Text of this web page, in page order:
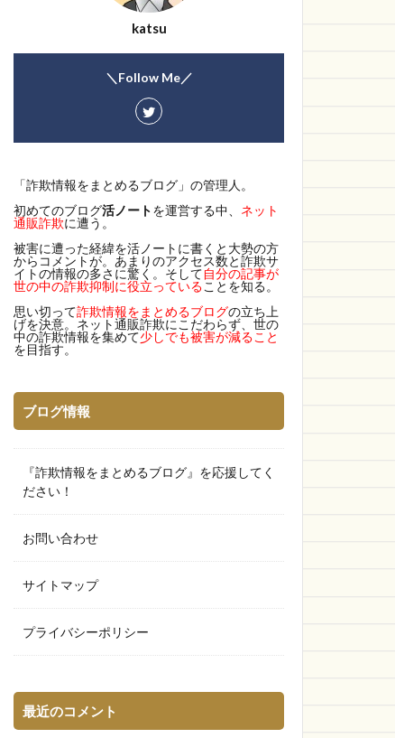
katsu
＼Follow Me／
「詐欺情報をまとめるブログ」の管理人。
初めてのブログ活ノートを運営する中、 ネット
通販詐欺に遭う。
被害に遭った経緯を活ノートに書くと大勢の方
からコメントが。あまりのアクセス数と詐欺サ
イトの情報の多さに驚く。そして自分の記事が
世の中の詐欺抑制に役立っていることを知る。
思い切って詐欺情報をまとめるブログの立ち上
げを決意。ネット通販詐欺にこだわらず、世の
中の詐欺情報を集めて少しでも被害が減ること
を目指す。
ブログ情報
『詐欺情報をまとめるブログ』を応援してく
ださい！
お問い合わせ
サイトマップ
プライバシーポリシー
最近のコメント